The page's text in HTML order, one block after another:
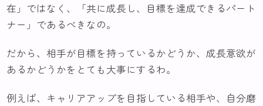
在」ではなく、「共に成長し、目標を達成できるパート
ナー」であるべきなの。
だから、相手が目標を持っているかどうか、成長意欲が
あるかどうかをとても大事にするわ。
例えば、キャリアアップを目指している相手や、自分磨